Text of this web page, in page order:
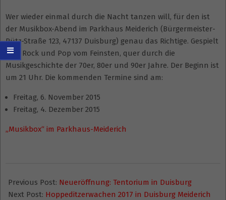
Wer wieder einmal durch die Nacht tanzen will, für den ist
der Musikbox-Abend im Parkhaus Meiderich (Bürgermeister-
Pütz-Straße 123, 47137 Duisburg) genau das Richtige. Gespielt
wird Rock und Pop vom Feinsten, quer durch die
Musikgeschichte der 70er, 80er und 90er Jahre. Der Beginn ist
um 21 Uhr. Die kommenden Termine sind am:
Freitag, 6. November 2015
Freitag, 4. Dezember 2015
„Musikbox“ im Parkhaus-Meiderich
01-
10
Previous Post: Neueröffnung: Tentorium in Duisburg
Next Post: Hoppeditzerwachen 2017 in Duisburg Meiderich